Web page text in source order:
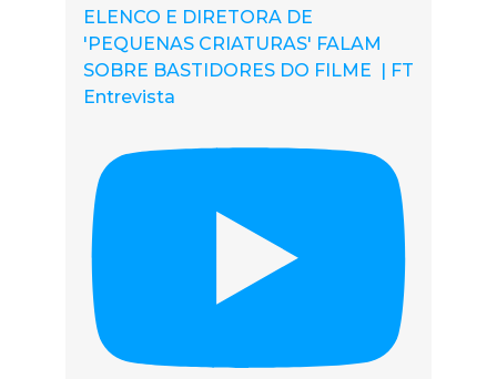
ELENCO E DIRETORA DE
'PEQUENAS CRIATURAS' FALAM
SOBRE BASTIDORES DO FILME | FT
Entrevista